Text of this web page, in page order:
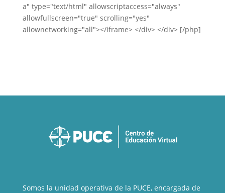
a" type="text/html" allowscriptaccess="always"
allowfullscreen="true" scrolling="yes"
allownetworking="all"></iframe> </div> </div> [/php]
Somos la unidad operativa de la PUCE, encargada de